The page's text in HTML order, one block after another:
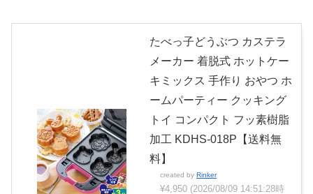
たべっ子どうぶつ カステラ
メーカー 着脱式 ホットケー
キミックス 手作り おやつ ホ
ームパーティー クッキング
トイ コンパクト フッ素樹脂
加工 KDHS-018P【送料無
料】
created by Rinker
¥4,950 (2026/08/09 14:51:28時